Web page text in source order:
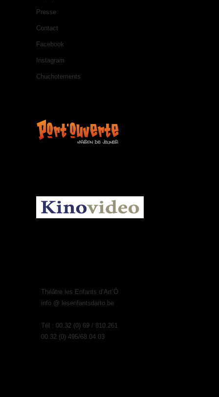
Presse
Contact
Facebook
Instagram
Chuchotements
Théâtre les Enfants d’Art’Ô
info @ lesenfantsdarto.be
Tél : 00.32 (0) 69 / 810.261
00.32 (0) 495/68.04.03